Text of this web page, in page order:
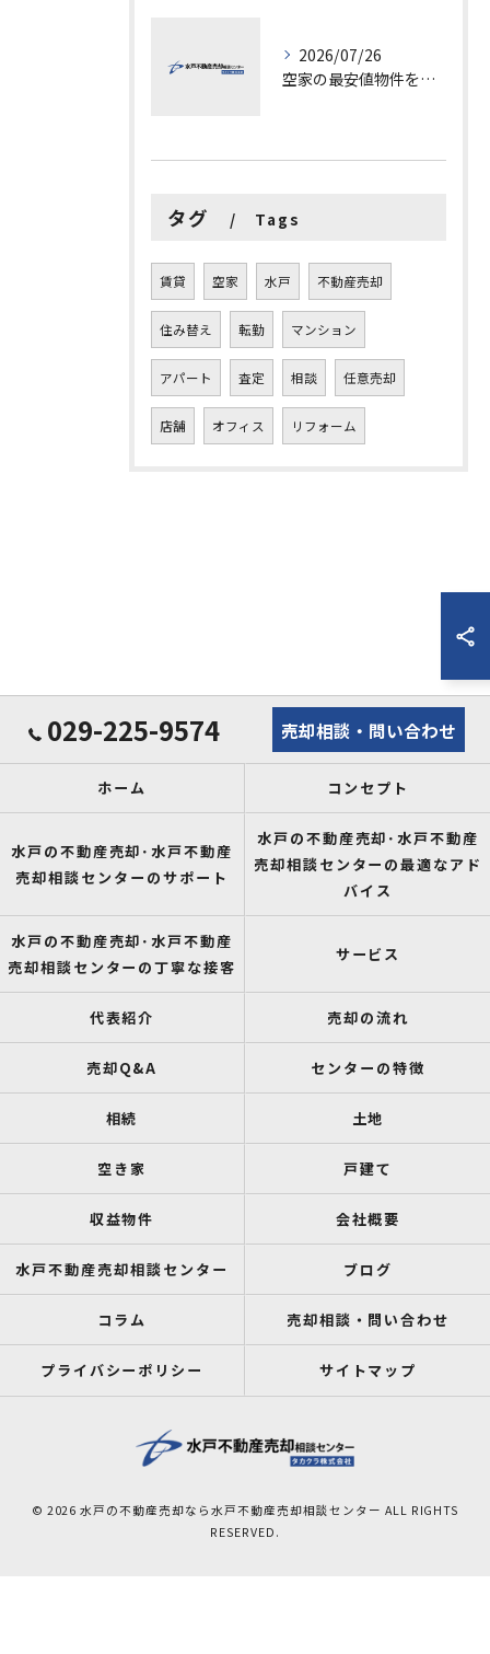
2026/07/26
空家の最安値物件を茨城県水戸市つくば市で探す方法と賢い売却ポイントを徹底解説
タグ Tags
賃貸 空家 水戸 不動産売却
住み替え 転勤 マンション
アパート 査定 相談 任意売却
店舗 オフィス リフォーム
029-225-9574 売却相談・問い合わせ
ホーム コンセプト
水戸の不動産売却･水戸不動産
売却相談センターのサポート
水戸の不動産売却･水戸不動産
売却相談センターの最適なアド
バイス
水戸の不動産売却･水戸不動産
売却相談センターの丁寧な接客
サービス
代表紹介 売却の流れ
売却Q&A センターの特徴
相続 土地
空き家 戸建て
収益物件 会社概要
水戸不動産売却相談センター ブログ
コラム 売却相談・問い合わせ
プライバシーポリシー サイトマップ
© 2026 水戸の不動産売却なら水戸不動産売却相談センター ALL RIGHTS
RESERVED.